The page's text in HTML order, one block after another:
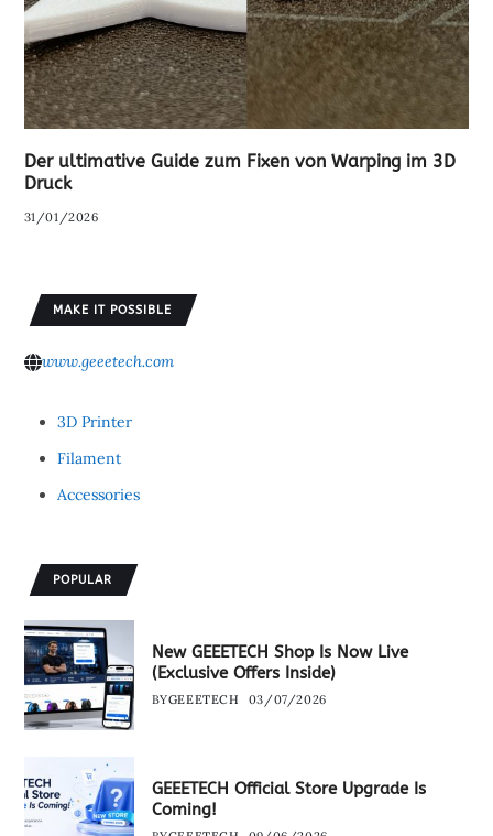
Der ultimative Guide zum Fixen von Warping im 3D
Druck
31/01/2026
MAKE IT POSSIBLE
www.geeetech.com
3D Printer
Filament
Accessories
POPULAR
New GEEETECH Shop Is Now Live
(Exclusive Offers Inside)
BYGEEETECH 03/07/2026
GEEETECH Official Store Upgrade Is
Coming!